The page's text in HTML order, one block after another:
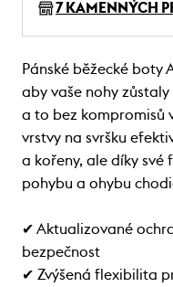
7 KAMENNÝCH
Pánské běžecké boty
aby vaše nohy
a to bez kompromisů
vrstvy na svršku
a kořeny, ale díky
pohybu a ohybu
✔ Aktualizované
bezpečnost
✔ Zvýšená flexibilita